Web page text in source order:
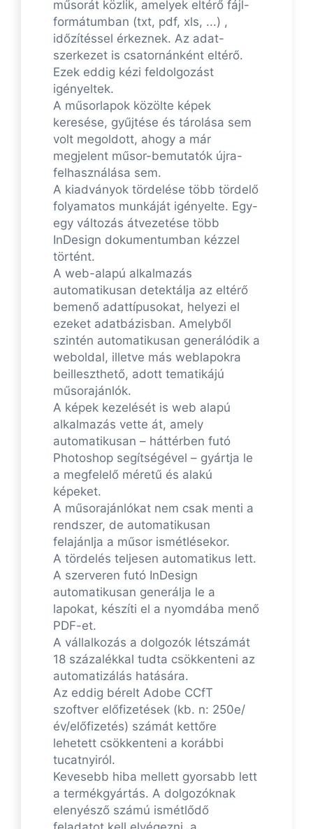
műsorát közlik, amelyek eltérő fájl-
formátumban (txt, pdf, xls, ...) ,
időzítéssel érkeznek. Az adat-
szerkezet is csatornánként eltérő.
Ezek eddig kézi feldolgozást
igényeltek.
A műsorlapok közölte képek
keresése, gyűjtése és tárolása sem
volt megoldott, ahogy a már
megjelent műsor-bemutatók újra-
felhasználása sem.
A kiadványok tördelése több tördelő
folyamatos munkáját igényelte. Egy-
egy változás átvezetése több
InDesign dokumentumban kézzel
történt.
A web-alapú alkalmazás
automatikusan detektálja az eltérő
bemenő adattípusokat, helyezi el
ezeket adatbázisban. Amelyből
szintén automatikusan generálódik a
weboldal, illetve más weblapokra
beilleszthető, adott tematikájú
műsorajánlók.
A képek kezelését is web alapú
alkalmazás vette át, amely
automatikusan – háttérben futó
Photoshop segítségével – gyártja le
a megfelelő méretű és alakú
képeket.
A műsorajánlókat nem csak menti a
rendszer, de automatikusan
felajánlja a műsor ismétlésekor.
A tördelés teljesen automatikus lett.
A szerveren futó InDesign
automatikusan generálja le a
lapokat, készíti el a nyomdába menő
PDF-et.
A vállalkozás a dolgozók létszámát
18 százalékkal tudta csökkenteni az
automatizálás hatására.
Az eddig bérelt Adobe CCfT
szoftver előfizetések (kb. n: 250e/
év/előfizetés) számát kettőre
lehetett csökkenteni a korábbi
tucatnyiról.
Kevesebb hiba mellett gyorsabb lett
a termékgyártás. A dolgozóknak
elenyésző számú ismétlődő